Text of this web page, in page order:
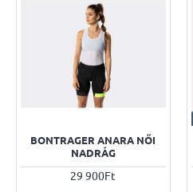
BONTRAGER ANARA NŐI
NADRÁG
29 900Ft